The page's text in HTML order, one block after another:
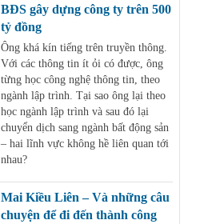
BĐS gây dựng công ty trên 500
tỷ đồng
Ông khá kín tiếng trên truyền thông.
Với các thông tin ít ỏi có được, ông
từng học công nghệ thông tin, theo
ngành lập trình. Tại sao ông lại theo
học ngành lập trình và sau đó lại
chuyển dịch sang ngành bất động sản
– hai lĩnh vực không hề liên quan tới
nhau?
Mai Kiều Liên – Và những câu
chuyện để đi đến thành công